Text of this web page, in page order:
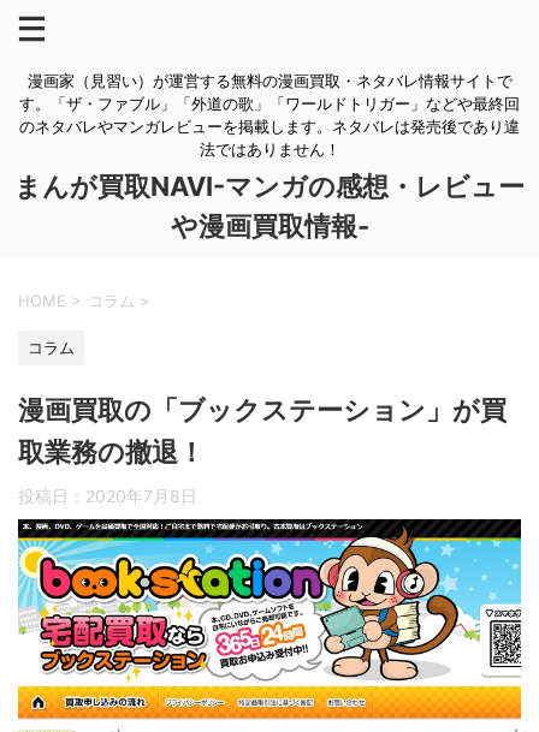
漫画家（見習い）が運営する無料の漫画買取・ネタバレ情報サイトで
す。「ザ・ファブル」「外道の歌」「ワールドトリガー」などや最終回
のネタバレやマンガレビューを掲載します。ネタバレは発売後であり違
法ではありません！
まんが買取NAVI-マンガの感想・レビュー
や漫画買取情報-
HOME > コラム >
コラム
漫画買取の「ブックステーション」が買
取業務の撤退！
投稿日： 2020年7月8日